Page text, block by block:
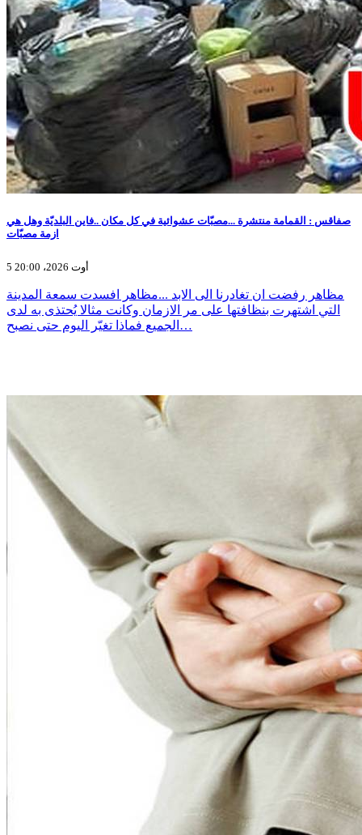
صفاقس : القمامة منتشرة ...مصبّات عشوائية في كل مكان ..فاين البلديّة وهل هي
ازمة مصبّات
5 أوت 2026، 20:00
مظاهر رفضت ان تغادرنا الى الابد ...مظاهر افسدت سمعة المدينة
التي اشتهرت بنظافتها على مر الازمان وكانت مثالا يُحتذى به لدى
الجميع فماذا تغيّر اليوم حتى نصبح…